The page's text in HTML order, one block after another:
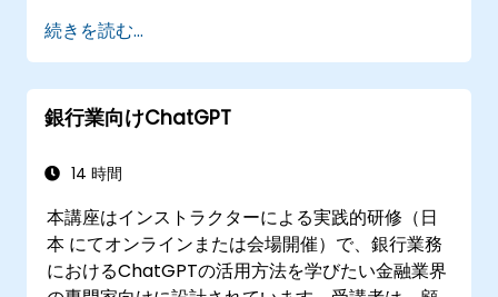
び分析プロジェクトを実施する
信用リスク業務フローにおいてChatGPTを用
いて意思決定プロセスを効率化する
リスク管理戦略にChatGPTを組み込むための
続きを読む...
銀行業向けChatGPT
14 時間
本講座はインストラクターによる実践的研修（日
本 にてオンラインまたは会場開催）で、銀行業務
におけるChatGPTの活用方法を学びたい金融業界